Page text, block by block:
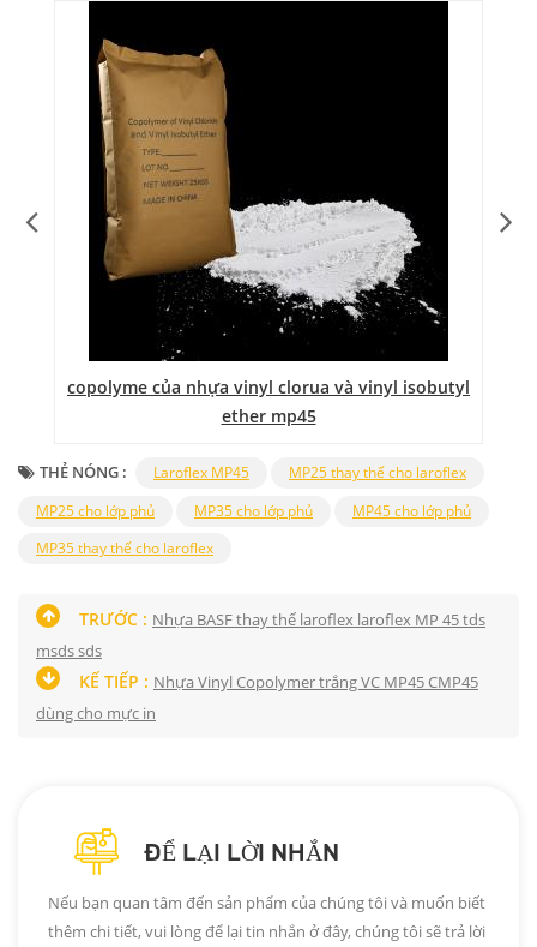
copolyme của nhựa vinyl clorua và vinyl isobutyl
ether mp45
THẺ NÓNG : Laroflex MP45
MP25 thay thế cho laroflex
MP25 cho lớp phủ
MP35 cho lớp phủ
MP45 cho lớp phủ
MP35 thay thế cho laroflex
TRƯỚC : Nhựa BASF thay thế laroflex laroflex MP 45 tds
msds sds
KẾ TIẾP : Nhựa Vinyl Copolymer trắng VC MP45 CMP45
dùng cho mực in
ĐỂ LẠI LỜI NHẮN
Nếu bạn quan tâm đến sản phẩm của chúng tôi và muốn biết
thêm chi tiết, vui lòng để lại tin nhắn ở đây, chúng tôi sẽ trả lời